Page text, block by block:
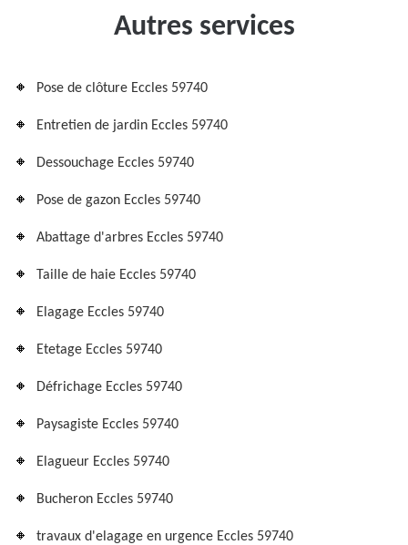
Autres services
Pose de clôture Eccles 59740
Entretien de jardin Eccles 59740
Dessouchage Eccles 59740
Pose de gazon Eccles 59740
Abattage d'arbres Eccles 59740
Taille de haie Eccles 59740
Elagage Eccles 59740
Etetage Eccles 59740
Défrichage Eccles 59740
Paysagiste Eccles 59740
Elagueur Eccles 59740
Bucheron Eccles 59740
travaux d'elagage en urgence Eccles 59740